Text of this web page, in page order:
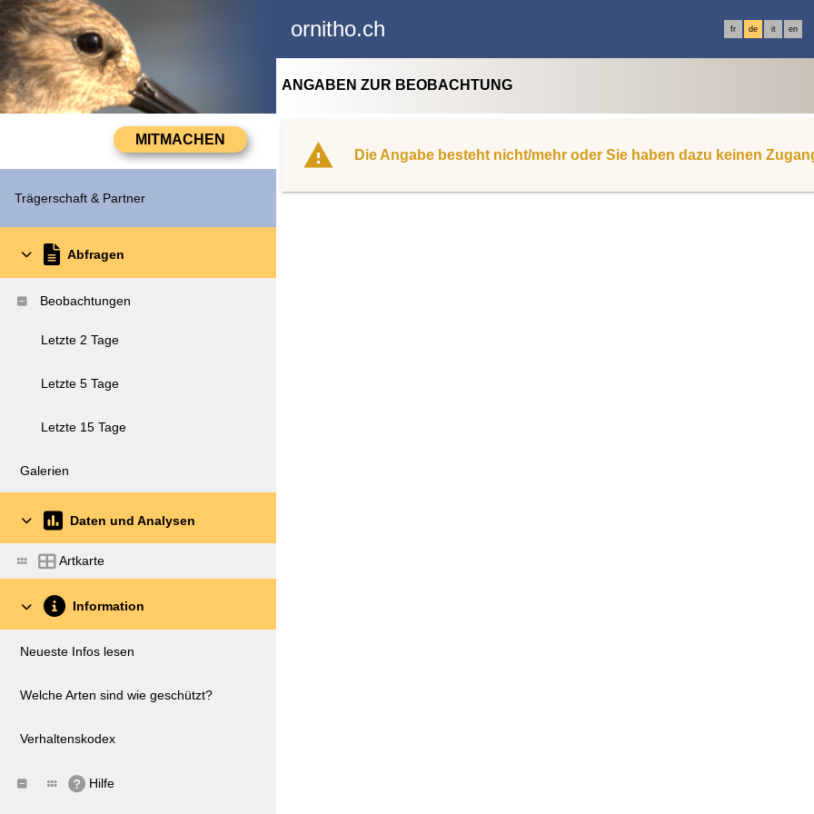
ornitho.ch fr de it en
Trägerschaft & Partner
Abfragen
Beobachtungen
Letzte 2 Tage
Letzte 5 Tage
Letzte 15 Tage
Galerien
Daten und Analysen
Artkarte
Information
Neueste Infos lesen
Welche Arten sind wie geschützt?
Verhaltenskodex
Hilfe
ANGABEN ZUR BEOBACHTUNG
Die Angabe besteht nicht/mehr oder Sie haben dazu keinen